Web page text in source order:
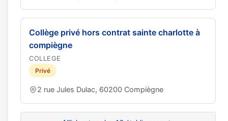
Collège privé hors contrat sainte charlotte à
compiègne
COLLEGE
Privé
2 rue Jules Dulac, 60200 Compiègne